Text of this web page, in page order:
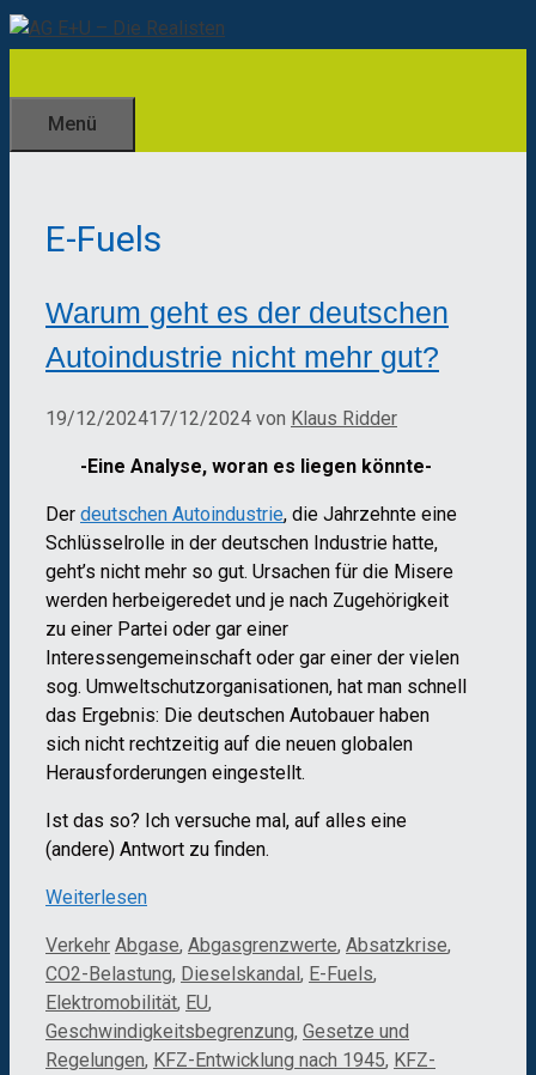
Zum
Inhalt
Menü
E-Fuels
Warum geht es der deutschen
Autoindustrie nicht mehr gut?
19/12/202417/12/2024 von Klaus Ridder
-Eine Analyse, woran es liegen könnte-
Der deutschen Autoindustrie, die Jahrzehnte eine
Schlüsselrolle in der deutschen Industrie hatte,
geht’s nicht mehr so gut. Ursachen für die Misere
werden herbeigeredet und je nach Zugehörigkeit
zu einer Partei oder gar einer
Interessengemeinschaft oder gar einer der vielen
sog. Umweltschutzorganisationen, hat man schnell
das Ergebnis: Die deutschen Autobauer haben
sich nicht rechtzeitig auf die neuen globalen
Herausforderungen eingestellt.
Ist das so? Ich versuche mal, auf alles eine
(andere) Antwort zu finden.
Weiterlesen
Kategorien
Verkehr Schlagwörter
Abgase, Abgasgrenzwerte, Absatzkrise,
CO2-Belastung, Dieselskandal, E-Fuels,
Elektromobilität, EU,
Geschwindigkeitsbegrenzung, Gesetze und
Regelungen, KFZ-Entwicklung nach 1945, KFZ-